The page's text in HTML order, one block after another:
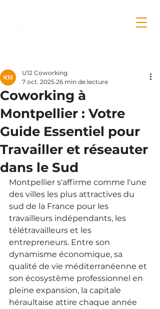
Coworking à
Montpellier : Votre
Guide Essentiel pour
Travailler et réseauter
dans le Sud
U12 Coworking
7 oct. 2025 26 min de lecture
Montpellier s'affirme comme l'une
des villes les plus attractives du
sud de la France pour les
travailleurs indépendants, les
télétravailleurs et les
entrepreneurs. Entre son
dynamisme économique, sa
qualité de vie méditerranéenne et
son écosystème professionnel en
pleine expansion, la capitale
héraultaise attire chaque année